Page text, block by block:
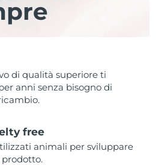
di qualità superiore ti
anni senza bisogno di
free
animali per sviluppare
prodotto.